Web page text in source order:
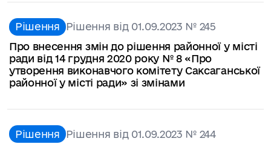
Рішення Рішення від 01.09.2023 № 245
Про внесення змін до рішення районної у місті
ради від 14 грудня 2020 року № 8 «Про
утворення виконавчого комітету Саксаганської
районної у місті ради» зі змінами
Рішення Рішення від 01.09.2023 № 244